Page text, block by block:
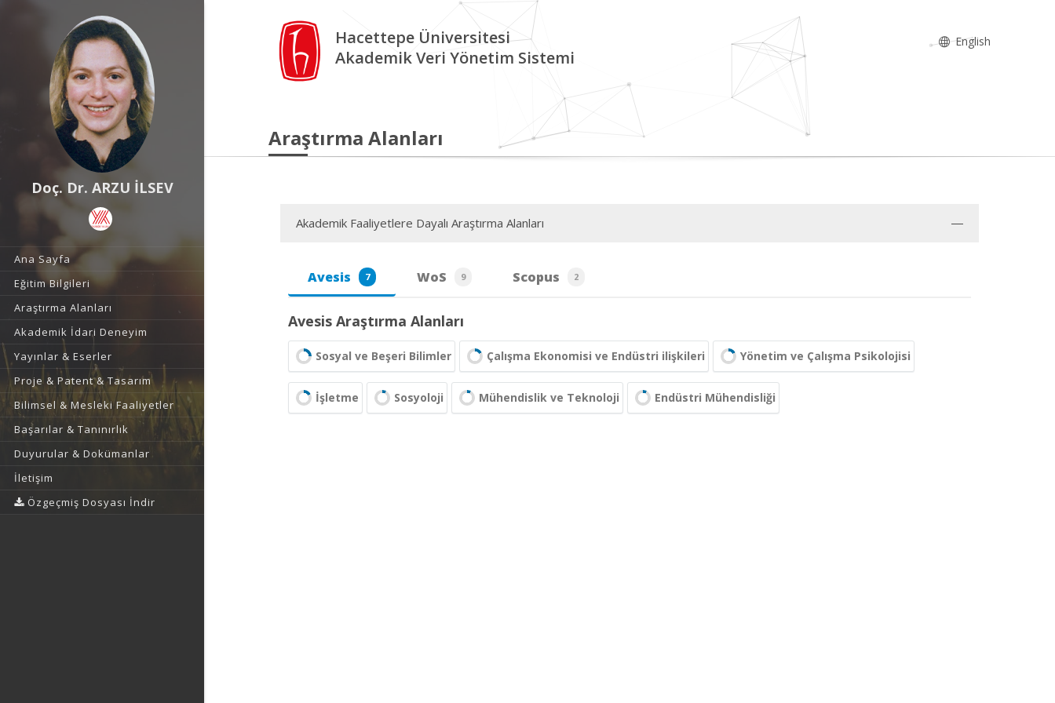
Doç. Dr. ARZU İLSEV
Ana Sayfa
Eğitim Bilgileri
Araştırma Alanları
Akademik İdari Deneyim
Yayınlar & Eserler
Proje & Patent & Tasarım
Bilimsel & Mesleki Faaliyetler
Başarılar & Tanınırlık
Duyurular & Dokümanlar
İletişim
Özgeçmiş Dosyası İndir
Hacettepe Üniversitesi
Akademik Veri Yönetim Sistemi
English
Araştırma Alanları
Akademik Faaliyetlere Dayalı Araştırma Alanları
Avesis 7 WoS 9 Scopus 2
Avesis Araştırma Alanları
Sosyal ve Beşeri Bilimler Çalışma Ekonomisi ve Endüstri ilişkileri Yönetim ve Çalışma Psikolojisi
İşletme Sosyoloji Mühendislik ve Teknoloji Endüstri Mühendisliği